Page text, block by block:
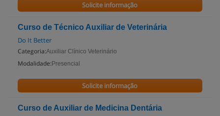
Solicite informação
Curso de Técnico Auxiliar de Veterinária
Do It Better
Categoria:Auxiliar Clínico Veterinário
Modalidade: Presencial
Solicite informação
Curso de Auxiliar de Medicina Dentária